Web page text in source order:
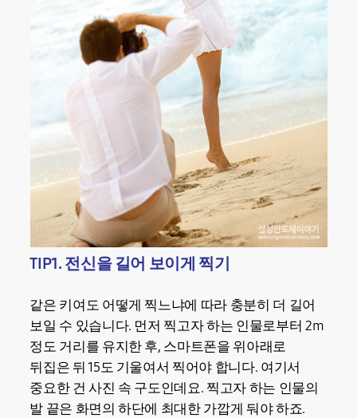
TIP1. 전신을 길어 보이게 찍기
같은 키여도 어떻게 찍느냐에 따라 충분히 더 길어
보일 수 있습니다. 먼저 찍고자 하는 인물로부터 2m
정도 거리를 유지한 후, 스마트폰을 위아래로
뒤집은 뒤 15도 기울여서 찍어야 합니다. 여기서
중요한 건 사진 속 구도인데요. 찍고자 하는 인물의
발 끝은 화면의 하단에 최대한 가깝게 둬야 하죠.